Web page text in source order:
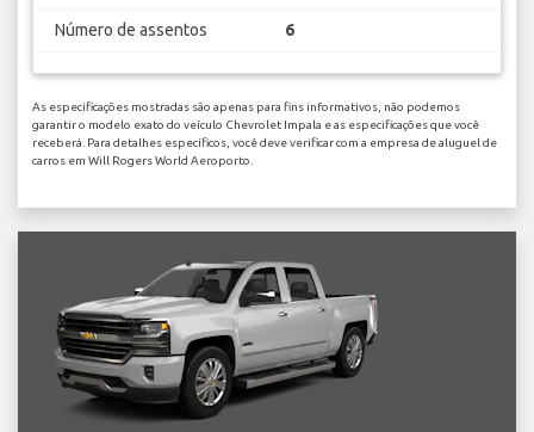
Número de assentos 6
As especificações mostradas são apenas para fins informativos, não podemos
garantir o modelo exato do veículo Chevrolet Impala e as especificações que você
receberá. Para detalhes específicos, você deve verificar com a empresa de aluguel de
carros em Will Rogers World Aeroporto.